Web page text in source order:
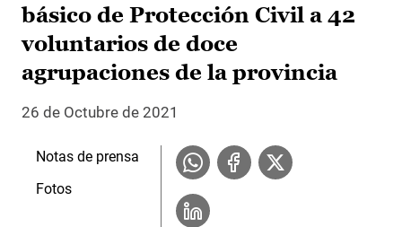
básico de Protección Civil a 42
voluntarios de doce
agrupaciones de la provincia
26 de Octubre de 2021
Notas de prensa
Fotos